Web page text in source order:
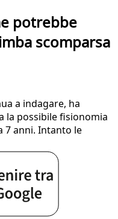
potrebbe
scomparsa
a indagare, ha
la possibile fisionomia
7 anni. Intanto le